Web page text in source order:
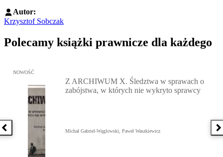
Autor:
Krzysztof Sobczak
Polecamy książki prawnicze dla każdego
Poprzednia książka
Przejdź do: Z ARCHIWUM X. Śledztwa w sprawach o
NOWOŚĆ
Z ARCHIWUM X. Śledztwa w sprawach o
zabójstwa, w których nie wykryto sprawcy
Michał Gabriel-Węglowski, Paweł Waszkiewicz